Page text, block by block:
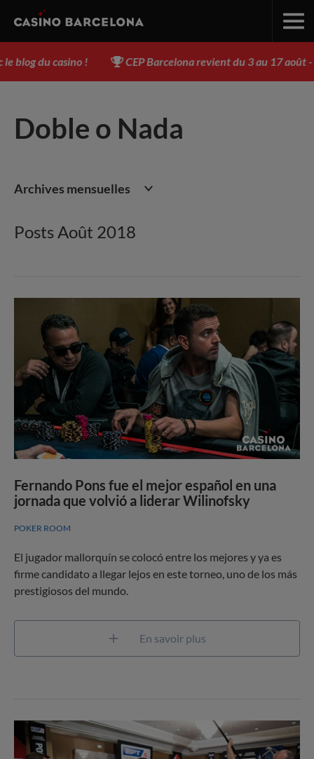
casino ! CEP Barcelona revient du 3 au 17 août -
Doble o Nada
Archives mensuelles
Posts Août 2018
Fernando Pons fue el mejor español en una
jornada que volvió a liderar Wilinofsky
POKER ROOM
El jugador mallorquín se colocó entre los mejores y ya es
firme candidato a llegar lejos en este torneo, uno de los más
prestigiosos del mundo.
En savoir plus